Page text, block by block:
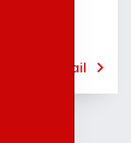
Detail